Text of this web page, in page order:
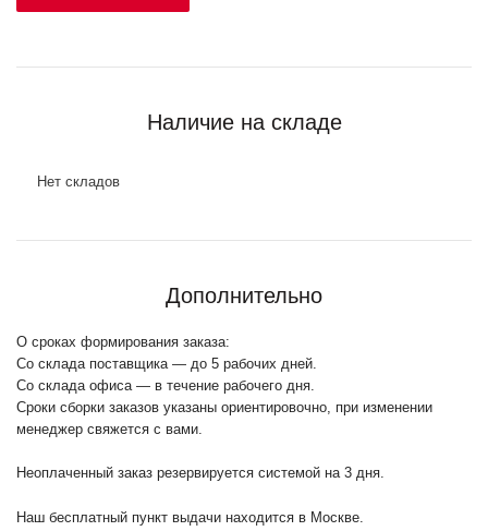
Наличие на складе
Нет складов
Дополнительно
О сроках формирования заказа:
Со склада поставщика — до 5 рабочих дней.
Со склада офиса — в течение рабочего дня.
Сроки сборки заказов указаны ориентировочно, при изменении
менеджер свяжется с вами.
Неоплаченный заказ резервируется системой на 3 дня.
Наш бесплатный пункт выдачи находится в Москве.